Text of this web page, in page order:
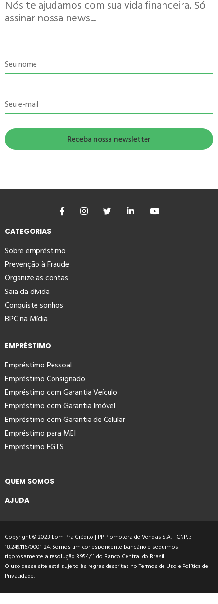
Nós te ajudamos com sua vida financeira. Só
assinar nossa news...
Seu nome
Seu e-mail
CATEGORIAS
Sobre empréstimo
Prevenção à Fraude
Organize as contas
Saia da dívida
Conquiste sonhos
BPC na Mídia
EMPRÉSTIMO
Empréstimo Pessoal
Empréstimo Consignado
Empréstimo com Garantia Veículo
Empréstimo com Garantia Imóvel
Empréstimo com Garantia de Celular
Empréstimo para MEI
Empréstimo FGTS
QUEM SOMOS
AJUDA
Copyright © 2023 Bom Pra Crédito | PP Promotora de Vendas S.A. | CNPJ.:
18.249.116/0001-24. Somos um correspondente bancário e seguimos
rigorosamente a resolução 3.954/11 do Banco Central do Brasil.
O uso desse site está sujeito às regras descritas noTermos de Uso e Política de
Privacidade.